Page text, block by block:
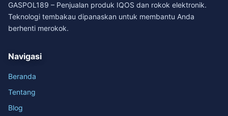
GASPOL189 – Penjualan produk IQOS dan rokok elektronik.
Teknologi tembakau dipanaskan untuk membantu Anda
berhenti merokok.
Navigasi
Beranda
Tentang
Blog